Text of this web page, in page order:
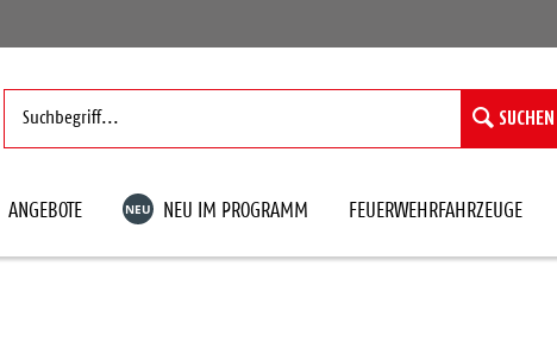
SUCHEN
ANGEBOTE NEU NEU IM PROGRAMM FEUERWEHRFAHRZEUGE